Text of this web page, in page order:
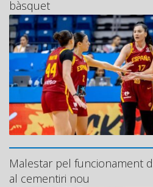
bàsquet
Malestar pel funcionament
al cementiri nou